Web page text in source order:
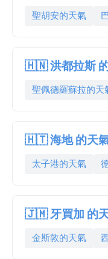
聖胡安的天氣
🇭🇳 洪都拉斯
聖佩德羅蘇拉的天
🇭🇹 海地 的天
太子港的天氣
🇯🇲 牙買加 的
金斯敦的天氣